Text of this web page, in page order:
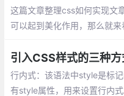
这篇文章整理css如何实现文
可以起到美化作用，那么就
现分隔线、浮动实现分隔线、
引入CSS样式的三种方
行内式：该语法中style是标
有style属性，用来设置行内